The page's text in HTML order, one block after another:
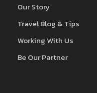
Our Story
Travel Blog & Tips
Working With Us
Be Our Partner